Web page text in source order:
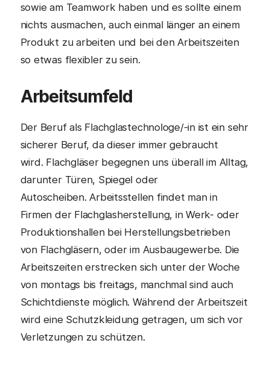
sowie am Teamwork haben und es sollte einem
nichts ausmachen, auch einmal länger an einem
Produkt zu arbeiten und bei den Arbeitszeiten
so etwas flexibler zu sein.
Arbeitsumfeld
Der Beruf als Flachglastechnologe/-in ist ein sehr
sicherer Beruf, da dieser immer gebraucht
wird. Flachgläser begegnen uns überall im Alltag,
darunter Türen, Spiegel oder
Autoscheiben. Arbeitsstellen findet man in
Firmen der Flachglasherstellung, in Werk- oder
Produktionshallen bei Herstellungsbetrieben
von Flachgläsern, oder im Ausbaugewerbe. Die
Arbeitszeiten erstrecken sich unter der Woche
von montags bis freitags, manchmal sind auch
Schichtdienste möglich. Während der Arbeitszeit
wird eine Schutzkleidung getragen, um sich vor
Verletzungen zu schützen.